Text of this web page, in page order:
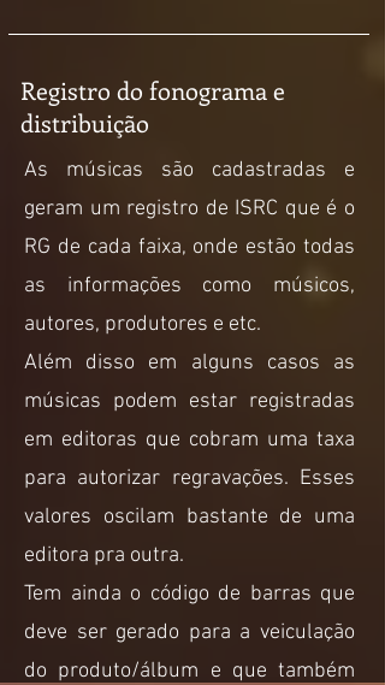
Registro do fonograma e
distribuição
As músicas são cadastradas e
geram um registro de ISRC que é o
RG de cada faixa, onde estão todas
as informações como músicos,
autores, produtores e etc.
Além disso em alguns casos as
músicas podem estar registradas
em editoras que cobram uma taxa
para autorizar regravações. Esses
valores oscilam bastante de uma
editora pra outra.
Tem ainda o código de barras que
deve ser gerado para a veiculação
do produto/álbum e que também